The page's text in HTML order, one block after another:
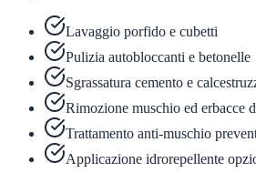
Lavaggio porfido e cubetti
Pulizia autobloccanti e betonelle
Sgrassatura cemento e
Rimozione muschio ed erbacce
Trattamento anti-muschio
Applicazione idrorepellente